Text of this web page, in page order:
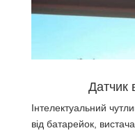
Датчик
Інтелектуальний
від батарейок,